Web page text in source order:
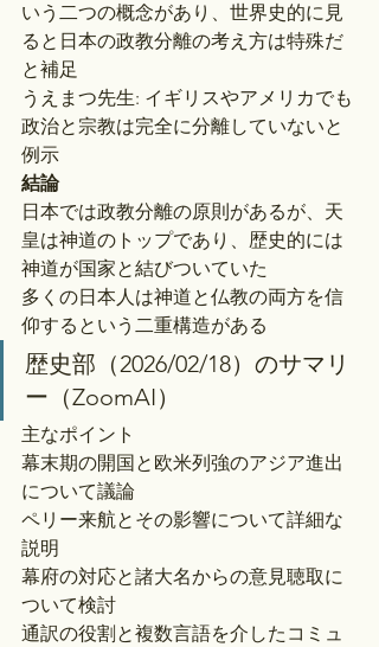
いう二つの概念があり、世界史的に見
ると日本の政教分離の考え方は特殊だ
と補足
うえまつ先生: イギリスやアメリカでも
政治と宗教は完全に分離していないと
例示
結論
日本では政教分離の原則があるが、天
皇は神道のトップであり、歴史的には
神道が国家と結びついていた
多くの日本人は神道と仏教の両方を信
仰するという二重構造がある
歴史部（2026/02/18）のサマリ
ー（ZoomAI）
主なポイント
幕末期の開国と欧米列強のアジア進出
について議論
ペリー来航とその影響について詳細な
説明
幕府の対応と諸大名からの意見聴取に
ついて検討
通訳の役割と複数言語を介したコミュ